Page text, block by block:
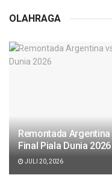
OLAHRAGA
Remontada
Final Piala Dunia 2026
JULI 20, 2026